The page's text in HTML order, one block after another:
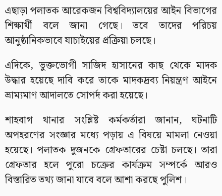
এছাড়া পলাতক আরেকজন বিশ্ববিদ্যালয়ের আইন বিভাগের
শিক্ষার্থী বলে জানা গেছে। তবে তাদের পরিচয়
আনুষ্ঠানিকভাবে যাচাইয়ের প্রক্রিয়া চলছে।
এদিকে, ভুক্তভোগী সাজিদ হাসানের কাছ থেকে মাদক
উদ্ধার হয়েছে দাবি করে তাকে মাদকদ্রব্য নিয়ন্ত্রণ আইনে
ভ্রাম্যমাণ আদালতে সোপর্দ করা হয়েছে।
শাহবাগ থানার সংশ্লিষ্ট কর্মকর্তারা জানান, ঘটনাটি
অপহরণের সংজ্ঞার মধ্যে পড়ায় এ বিষয়ে মামলা নেওয়া
হয়েছে। পলাতক দুজনকে গ্রেফতারের চেষ্টা চলছে। তারা
গ্রেফতার হলে পুরো চক্রের কার্যক্রম সম্পর্কে আরও
বিস্তারিত তথ্য জানা যাবে বলে আশা করছে পুলিশ।